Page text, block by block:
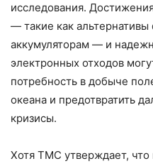
исследования.
— такие как
аккумуляторам — и
электронных отходов
потребность в добыче
океана и предотвратить
кризисы.
Хотя TMC утверждает,